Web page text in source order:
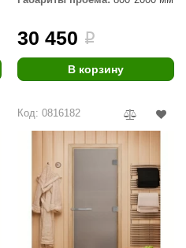
30 450 i
В корзину
Код: 0816182